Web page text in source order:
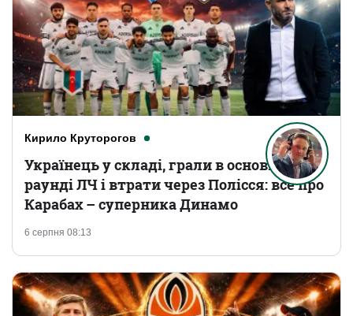
Кирило Круторогов
6 серпня 08:13
Українець у складі, грали в основному
раунді ЛЧ і втрати через Полісся: все про
Карабах – суперника Динамо